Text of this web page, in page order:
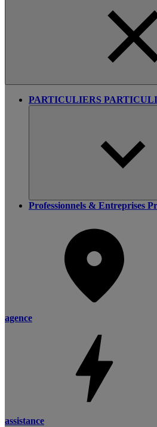
PARTICULIERS
Professionnels & Entreprises
agence
assistance